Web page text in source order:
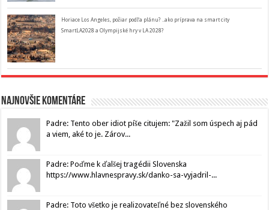
Horiace Los Angeles, požiar podľa plánu? ..ako príprava na smart city
SmartLA2028 a Olympijské hry v LA 2028?
Najnovšie komentáre
Padre: Tento ober idiot píše citujem: "Zažil som úspech aj pád
a viem, aké to je. Zárov...
Padre: Poďme k ďalšej tragédii Slovenska
https://www.hlavnespravy.sk/danko-sa-vyjadril-...
Padre: Toto všetko je realizovateľné bez slovenského